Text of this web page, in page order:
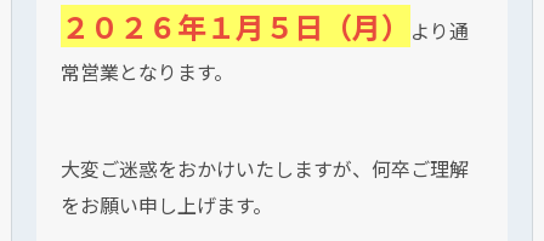
２０２６年１月５日（月）
より通
常営業となります。
大変ご迷惑をおかけいたしますが、何卒ご理解
をお願い申し上げます。